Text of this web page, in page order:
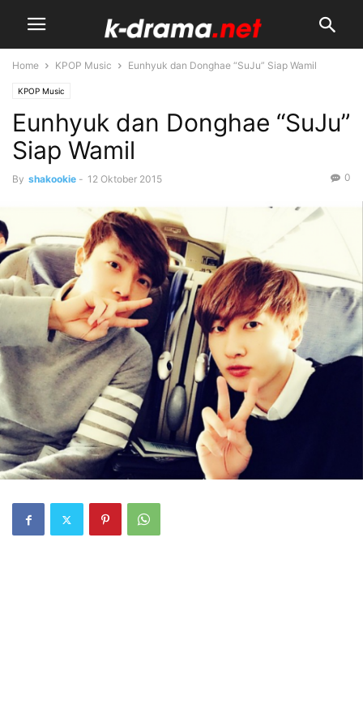
Home KPOP Music Eunhyuk dan Donghae “SuJu” Siap Wamil
KPOP Music
Eunhyuk dan Donghae “SuJu”
Siap Wamil
By shakookie - 12 Oktober 2015 0